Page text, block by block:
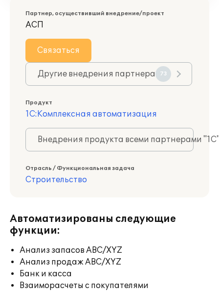
Партнер, осуществивший внедрение/проект
АСП
Связаться
Другие внедрения партнера 73
Продукт
1С:Комплексная автоматизация
Внедрения продукта всеми партнерами
Отрасль / Функциональная задача
Строительство
Автоматизированы следующие
функции:
Анализ запасов ABC/XYZ
Анализ продаж ABC/XYZ
Банк и касса
Взаиморасчеты с покупателями